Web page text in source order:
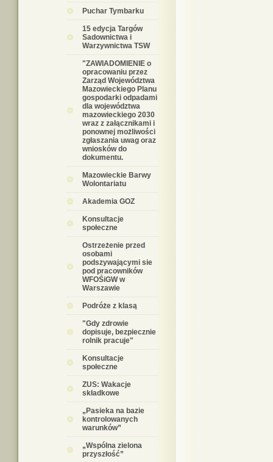
Puchar Tymbarku
15 edycja Targów
Sadownictwa i
Warzywnictwa TSW
"ZAWIADOMIENIE o
opracowaniu przez
Zarząd Województwa
Mazowieckiego Planu
gospodarki odpadami
dla województwa
mazowieckiego 2030
wraz z załącznikami i
ponownej możliwości
zgłaszania uwag oraz
wniosków do
dokumentu.
Mazowieckie Barwy
Wolontariatu
Akademia GOZ
Konsultacje
społeczne
Ostrzeżenie przed
osobami
podszywającymi sie
pod pracowników
WFOŚiGW w
Warszawie
Podróże z klasą
"Gdy zdrowie
dopisuje, bezpiecznie
rolnik pracuje"
Konsultacje
społeczne
ZUS: Wakacje
składkowe
„Pasieka na bazie
kontrolowanych
warunków”
„Wspólna zielona
przyszłość”